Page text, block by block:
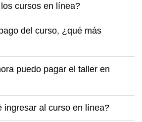
cursos en línea?
del curso, ¿qué más
puedo pagar el taller en
ingresar al curso en línea?